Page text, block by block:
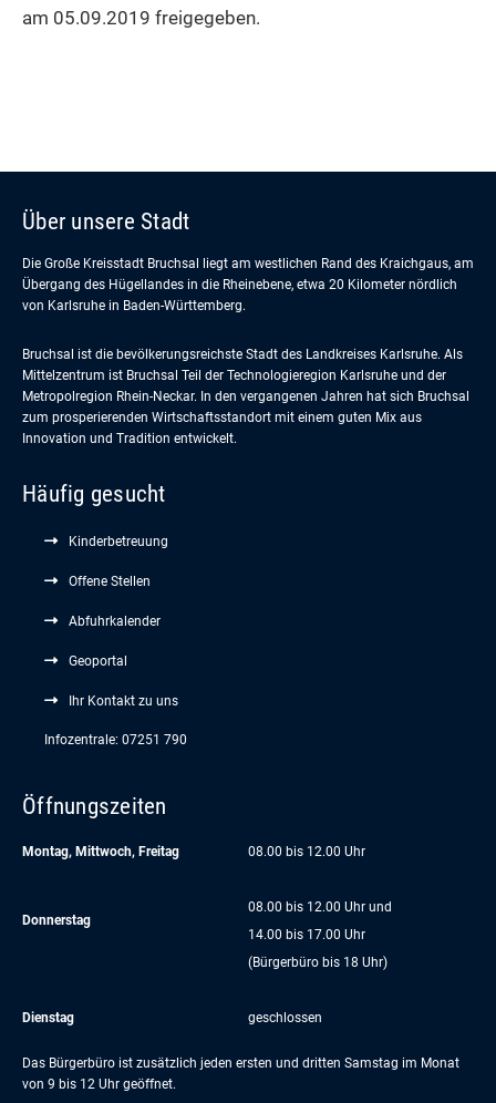
am 05.09.2019 freigegeben.
Über unsere Stadt
Die Große Kreisstadt Bruchsal liegt am westlichen Rand des Kraichgaus, am
Übergang des Hügellandes in die Rheinebene, etwa 20 Kilometer nördlich
von Karlsruhe in Baden-Württemberg.
Bruchsal ist die bevölkerungsreichste Stadt des Landkreises Karlsruhe. Als
Mittelzentrum ist Bruchsal Teil der Technologieregion Karlsruhe und der
Metropolregion Rhein-Neckar. In den vergangenen Jahren hat sich Bruchsal
zum prosperierenden Wirtschaftsstandort mit einem guten Mix aus
Innovation und Tradition entwickelt.
Häufig gesucht
Kinderbetreuung
Offene Stellen
Abfuhrkalender
Geoportal
Ihr Kontakt zu uns
Infozentrale: 07251 790
Öffnungszeiten
Montag, Mittwoch, Freitag 08.00 bis 12.00 Uhr
Donnerstag
08.00 bis 12.00 Uhr und
14.00 bis 17.00 Uhr
(Bürgerbüro bis 18 Uhr)
Dienstag geschlossen
Das Bürgerbüro ist zusätzlich jeden ersten und dritten Samstag im Monat
von 9 bis 12 Uhr geöffnet.